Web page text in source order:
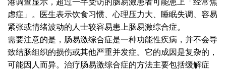
虑症」。医生表示饮食习惯、心理压力大、睡眠失调、容易
紧张或情绪波动的人士较容易患上肠易激综合症。
需要注意的是，肠易激综合症是一种功能性疾病，并不会导
致结肠组织的损伤或其他严重并发症。它的成因是复杂的，
可能因人而异。治疗肠易激综合症的方法主要包括缓解症